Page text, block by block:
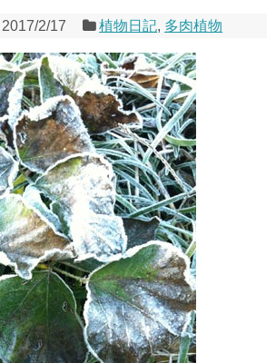
2017/2/17 植物日記, 多肉植物